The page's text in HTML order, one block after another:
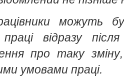
можуть
відразу
про таку
умовами праці.